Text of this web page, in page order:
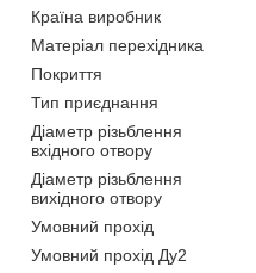
Країна виробник
Матеріал перехідника
Покриття
Тип приєднання
Діаметр різьблення
вхідного отвору
Діаметр різьблення
вихідного отвору
Умовний прохід
Умовний прохід Ду2